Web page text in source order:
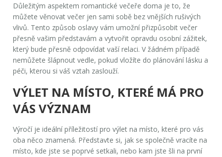
Důležitým aspektem romantické večeře doma je to, že
můžete věnovat večer jen sami sobě bez vnějších rušivých
vlivů. Tento způsob oslavy vám umožní přizpůsobit večer
přesně vašim představám a vytvořit opravdu osobní zážitek,
který bude přesně odpovídat vaší relaci. V žádném případě
nemůžete šlápnout vedle, pokud vložíte do plánování lásku a
péči, kterou si váš vztah zaslouží.
VÝLET NA MÍSTO, KTERÉ MÁ PRO
VÁS VÝZNAM
Výročí je ideální příležitostí pro výlet na místo, které pro vás
oba něco znamená. Představte si, jak se společně vracíte na
místo, kde jste se poprvé setkali, nebo kam jste šli na první